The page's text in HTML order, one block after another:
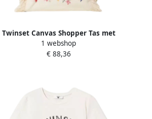
Twinset Canvas Shopper Tas met
Rafelranden Beige Dames
1 webshop
€ 88,36